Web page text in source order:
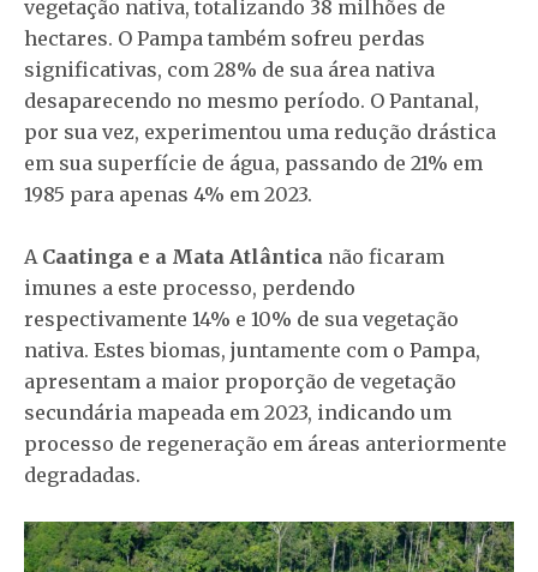
vegetação nativa, totalizando 38 milhões de
hectares. O Pampa também sofreu perdas
significativas, com 28% de sua área nativa
desaparecendo no mesmo período. O Pantanal,
por sua vez, experimentou uma redução drástica
em sua superfície de água, passando de 21% em
1985 para apenas 4% em 2023.
A Caatinga e a Mata Atlântica não ficaram
imunes a este processo, perdendo
respectivamente 14% e 10% de sua vegetação
nativa. Estes biomas, juntamente com o Pampa,
apresentam a maior proporção de vegetação
secundária mapeada em 2023, indicando um
processo de regeneração em áreas anteriormente
degradadas.